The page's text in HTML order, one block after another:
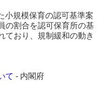
小規模保育の認可基準案
の割合を認可保育所の基
ており、規制緩和の動き
て - 内閣府